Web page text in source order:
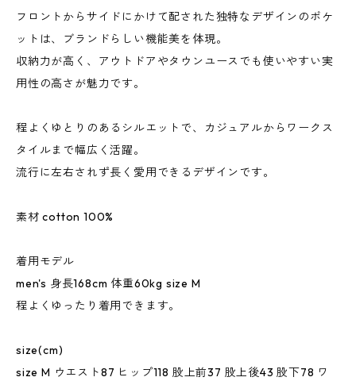
フロントからサイドにかけて配された独特なデザインのポケ
ットは、ブランドらしい機能美を体現。
収納力が高く、アウトドアやタウンユースでも使いやすい実
用性の高さが魅力です。
程よくゆとりのあるシルエットで、カジュアルからワークス
タイルまで幅広く活躍。
流行に左右されず長く愛用できるデザインです。
素材 cotton 100%
着用モデル
men's 身長168cm 体重60kg size M
程よくゆったり着用できます。
size(cm)
size M ウエスト87 ヒップ118 股上前37 股上後43 股下78 ワ